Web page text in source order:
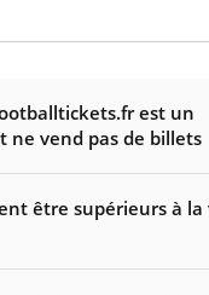
est un
ne vend pas de billets
être supérieurs à la